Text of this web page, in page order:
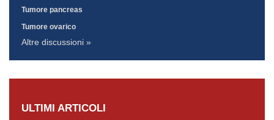
Tumore pancreas
Tumore ovarico
Altre discussioni »
ULTIMI ARTICOLI